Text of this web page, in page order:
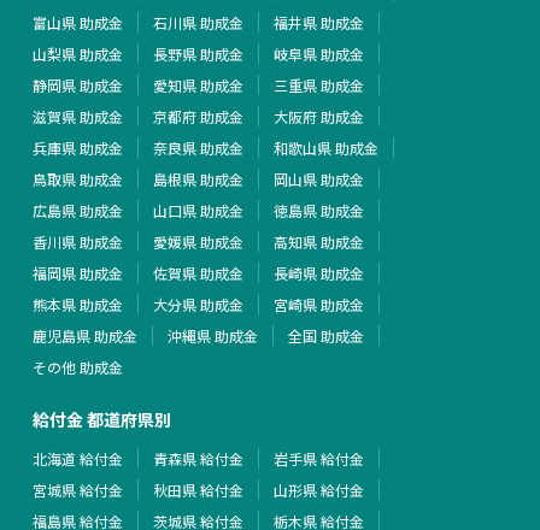
富山県 助成金
石川県 助成金
福井県 助成金
山梨県 助成金
長野県 助成金
岐阜県 助成金
静岡県 助成金
愛知県 助成金
三重県 助成金
滋賀県 助成金
京都府 助成金
大阪府 助成金
兵庫県 助成金
奈良県 助成金
和歌山県 助成金
鳥取県 助成金
島根県 助成金
岡山県 助成金
広島県 助成金
山口県 助成金
徳島県 助成金
香川県 助成金
愛媛県 助成金
高知県 助成金
福岡県 助成金
佐賀県 助成金
長崎県 助成金
熊本県 助成金
大分県 助成金
宮崎県 助成金
鹿児島県 助成金
沖縄県 助成金
全国 助成金
その他 助成金
給付金 都道府県別
北海道 給付金 青森県 給付金
岩手県 給付金
宮城県 給付金
秋田県 給付金
山形県 給付金
福島県 給付金
茨城県 給付金
栃木県 給付金